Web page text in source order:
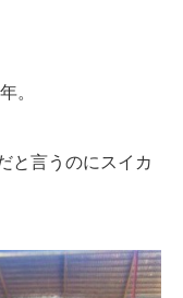
。
と言うのにスイカ